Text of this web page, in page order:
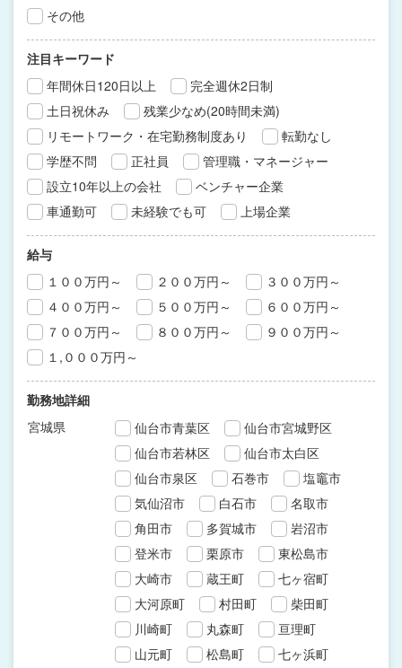
その他
注目キーワード
年間休日120日以上
完全週休2日制
土日祝休み
残業少なめ(20時間未満)
リモートワーク・在宅勤務制度あり
転勤なし
学歴不問
正社員
管理職・マネージャー
設立10年以上の会社
ベンチャー企業
車通勤可
未経験でも可 上場企業
給与
１００万円～
２００万円～
３００万円～
４００万円～
５００万円～
６００万円～
７００万円～
８００万円～
９００万円～
１,０００万円～
勤務地詳細
宮城県
仙台市青葉区
仙台市宮城野区
仙台市若林区
仙台市太白区
仙台市泉区
石巻市
塩竈市
気仙沼市
白石市
名取市
角田市
多賀城市
岩沼市
登米市
栗原市
東松島市
大崎市
蔵王町
七ヶ宿町
大河原町
村田町
柴田町
川崎町
丸森町
亘理町
山元町
松島町 七ヶ浜町